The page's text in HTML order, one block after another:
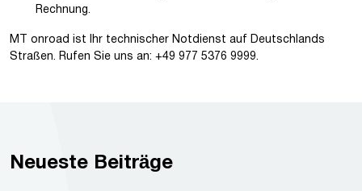
Rechnung.
MT onroad ist Ihr technischer Notdienst auf Deutschlands
Straßen. Rufen Sie uns an: +49 977 5376 9999.
Neueste Beiträge